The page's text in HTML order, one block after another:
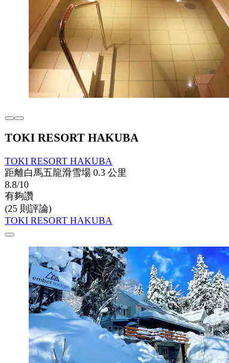
TOKI RESORT HAKUBA
TOKI RESORT HAKUBA
距離白馬五龍滑雪場 0.3 公里
8.8/10
有夠讚
(25 則評論)
TOKI RESORT HAKUBA